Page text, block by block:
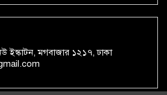
ইস্কাটন, মগবাজার ১২১৭, ঢাকা